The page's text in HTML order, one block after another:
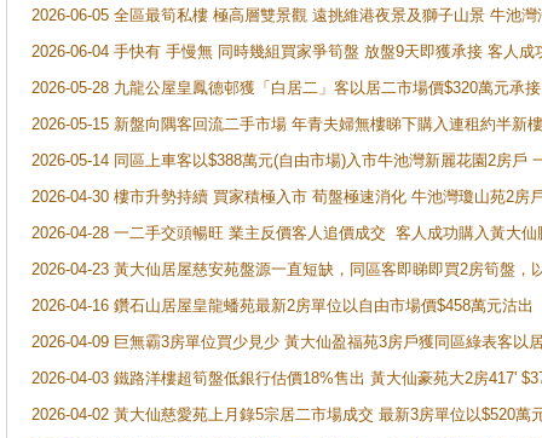
2026-06-05 全區最筍私樓 極高層雙景觀 遠挑維港夜景及獅子山景 牛池
2026-06-04 手快有 手慢無 同時幾組買家爭筍盤 放盤9天即獲承接 客人
2026-05-28 九龍公屋皇鳳德邨獲「白居二」客以居二市場價$320萬元承接
2026-05-15 新盤向隅客回流二手市場 年青夫婦無樓睇下購入連租約半新
2026-05-14 同區上車客以$388萬元(自由市場)入市牛池灣新麗花園2房戶
2026-04-30 樓市升勢持續 買家積極入市 荀盤極速消化 牛池灣瓊山苑2房
2026-04-28 一二手交頭暢旺 業主反價客人追價成交 客人成功購入黃大
2026-04-23 黃大仙居屋慈安苑盤源一直短缺，同區客即睇即買2房筍盤，
2026-04-16 鑽石山居屋皇龍蟠苑最新2房單位以自由市場價$458萬元沽出
2026-04-09 巨無霸3房單位買少見少 黃大仙盈福苑3房戶獲同區綠表客以
2026-04-03 鐵路洋樓超筍盤低銀行估價18%售出 黃大仙豪苑大2房417'
2026-04-02 黃大仙慈愛苑上月錄5宗居二市場成交 最新3房單位以$520萬